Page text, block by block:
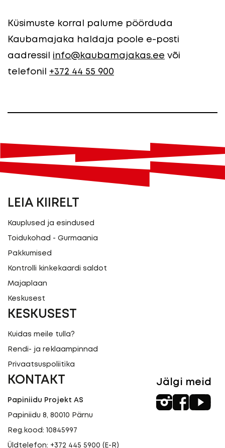
Küsimuste korral palume pöörduda
Kaubamajaka haldaja poole e-posti
aadressil info@kaubamajakas.ee või
telefonil +372 44 55 900
LEIA KIIRELT
Kauplused ja esindused
Toidukohad - Gurmaania
Pakkumised
Kontrolli kinkekaardi saldot
Majaplaan
Keskusest
KESKUSEST
Kuidas meile tulla?
Rendi- ja reklaampinnad
Privaatsuspoliitika
KONTAKT
Papiniidu Projekt AS
Papiniidu 8, 80010 Pärnu
Reg.kood: 10845997
Üldtelefon: +372 445 5900 (E-R)
Jälgi meid